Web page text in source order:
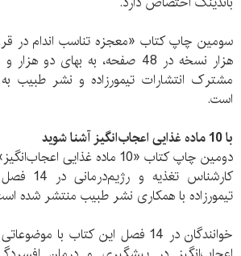
مشترک انتشارات تیمورزاده و نشر طبیب
است.
با 10 ماده غذایی اعجاب‌انگیز آشنا شوید
دومین چاپ کتاب «10 ماده غذایی
کارشناس
تیمورزاده با همکاری نشر طبیب منتشر شده